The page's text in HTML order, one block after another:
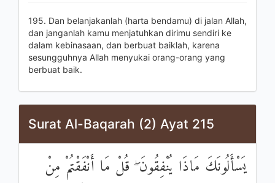
195. Dan belanjakanlah (harta bendamu) di jalan Allah,
dan janganlah kamu menjatuhkan dirimu sendiri ke
dalam kebinasaan, dan berbuat baiklah, karena
sesungguhnya Allah menyukai orang-orang yang
berbuat baik.
Surat Al-Baqarah (2) Ayat 215
يَسْأَلُونَكَ مَاذَا يُنْفِقُونَ ۖ قُلْ مَا أَنْفَقْتُمْ مِنْ